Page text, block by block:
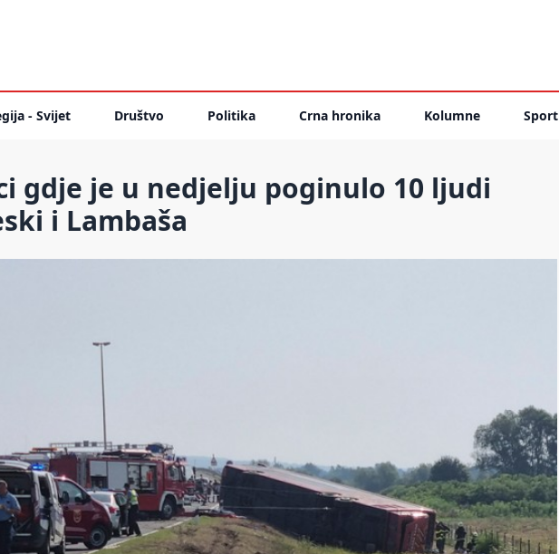
- Svijet Društvo Politika Crna hronika Kolumne Sport
gdje je u nedjelju poginulo 10 ljudi
i Lambaša